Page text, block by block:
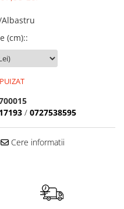
Albastru
(cm)::
/ 0727538595
Cere informatii